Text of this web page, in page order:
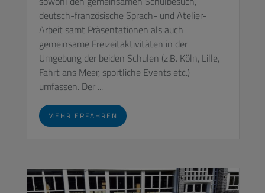
deutsch-französische Sprach- und Atelier-
Arbeit samt Präsentationen als auch
gemeinsame Freizeitaktivitäten in der
Umgebung der beiden Schulen (z.B. Köln, Lille,
Fahrt ans Meer, sportliche Events etc.)
umfassen. Der ...
MEHR ERFAHREN